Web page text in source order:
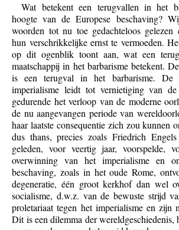
Wat betekent een terugvallen in het
hoogte van de Europese beschaving?
woorden tot nu toe gedachteloos gelezen
hun verschrikkelijke ernst te vermoeden.
op dit ogenblik toont aan, wat een
maatschappij in het barbarisme betekent.
is een terugval in het barbarisme. De
imperialisme leidt tot vernietiging van
gedurende het verloop van de moderne
de nu aangevangen periode van
haar laatste consequentie zich zou kunnen
dus thans, precies zoals Friedrich Engels
geleden, voor veertig jaar, voorspelde,
overwinning van het imperialisme en
beschaving, zoals in het oude Rome,
degeneratie, één groot kerkhof dan wel
socialisme, d.w.z. van de bewuste strijd
proletariaat tegen het imperialisme en zijn
Dit is een dilemma der wereldgeschiedenis,